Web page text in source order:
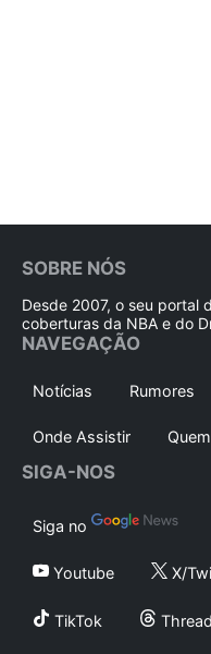
SOBRE NÓS
Desde 2007, o seu portal
coberturas da NBA e do
NAVEGAÇÃO
Notícias Rumores
Onde Assistir
SIGA-NOS
Siga no
Youtube X/
TikTok